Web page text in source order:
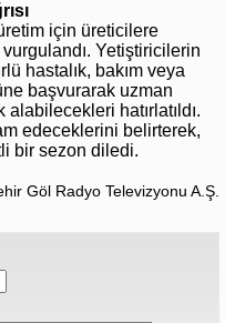
için üreticilere
vurgulandı. Yetiştiricilerin
hastalık, bakım veya
başvurarak uzman
hatırlatıldı.
edeceklerini belirterek,
bir sezon diledi.
Göl Radyo Televizyonu A.Ş.